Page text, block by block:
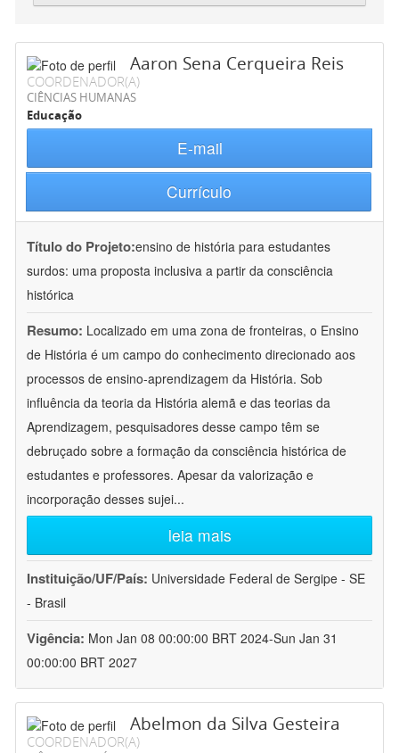
Aaron Sena Cerqueira Reis
COORDENADOR(A)
CIÊNCIAS HUMANAS
Educação
E-mail
Currículo
Título do Projeto:ensino de história para estudantes
surdos: uma proposta inclusiva a partir da consciência
histórica
Resumo: Localizado em uma zona de fronteiras, o Ensino
de História é um campo do conhecimento direcionado aos
processos de ensino-aprendizagem da História. Sob
influência da teoria da História alemã e das teorias da
Aprendizagem, pesquisadores desse campo têm se
debruçado sobre a formação da consciência histórica de
estudantes e professores. Apesar da valorização e
incorporação desses sujei...
leia mais
Instituição/UF/País: Universidade Federal de Sergipe - SE
- Brasil
Vigência: Mon Jan 08 00:00:00 BRT 2024-Sun Jan 31
00:00:00 BRT 2027
Abelmon da Silva Gesteira
COORDENADOR(A)